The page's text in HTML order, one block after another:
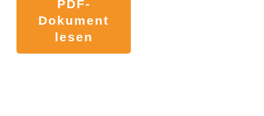
PDF-
Dokument
lesen